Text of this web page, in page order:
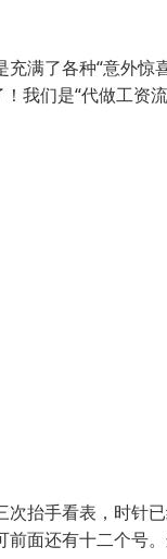
满了各种“意外惊
我们是“代做工资
抬手看表，时针
面还有十二个号